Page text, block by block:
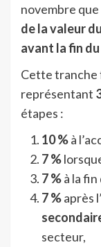
novembre que
de la valeur
avant la fin
Cette tranche
représentant
étapes :
10 %à
7 %
7 %à la fin
7 %après
secteur,